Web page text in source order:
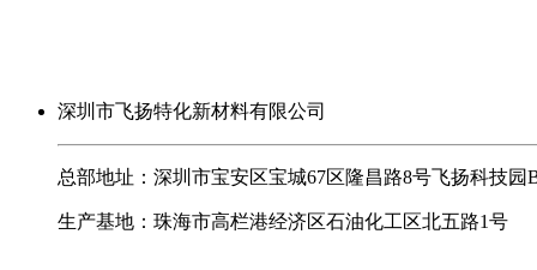
深圳市飞扬特化新材料有限公司
总部地址：深圳市宝安区宝城67区隆昌路8号飞扬科技园
生产基地：珠海市高栏港经济区石油化工区北五路1号